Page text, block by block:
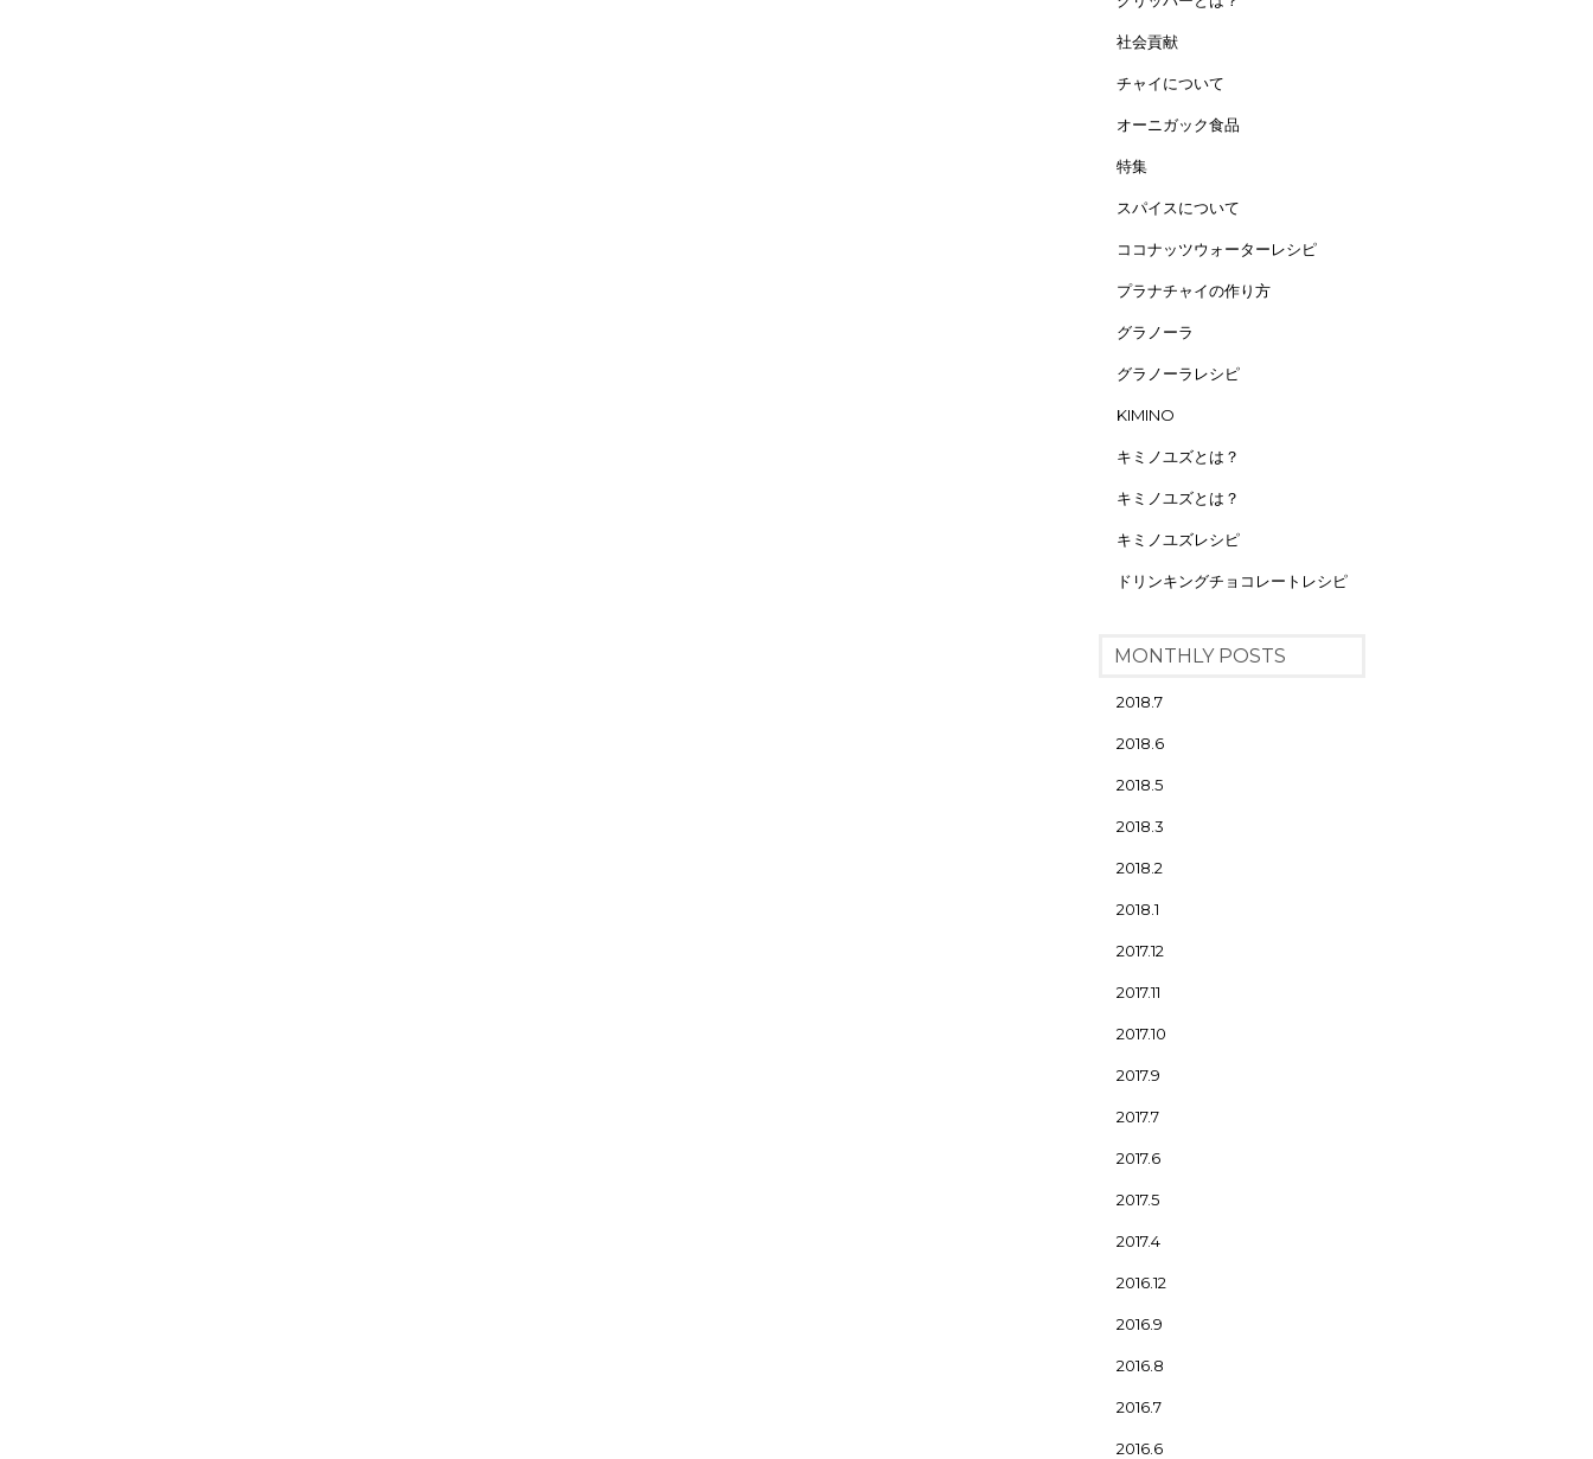
社会貢献
チャイについて
オーニガック食品
特集
スパイスについて
ココナッツウォーターレシピ
プラナチャイの作り方
グラノーラ
グラノーラレシピ
KIMINO
キミノユズとは？
キミノユズとは？
キミノユズレシピ
ドリンキングチョコレートレシピ
MONTHLY POSTS
2018.7
2018.6
2018.5
2018.3
2018.2
2018.1
2017.12
2017.11
2017.10
2017.9
2017.7
2017.6
2017.5
2017.4
2016.12
2016.9
2016.8
2016.7
2016.6